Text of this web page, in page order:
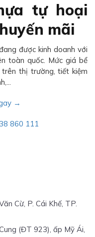
tự hoại
mãi
được kinh doanh với
toàn quốc. Mức giá bể
thị trường, tiết kiệm
→
860 111
Cừ, P. Cái Khế, TP.
(ĐT 923), ấp Mỹ Ái,